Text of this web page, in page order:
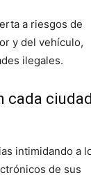
a riesgos de
y del vehículo,
ilegales.
cada
intimidando a
de sus